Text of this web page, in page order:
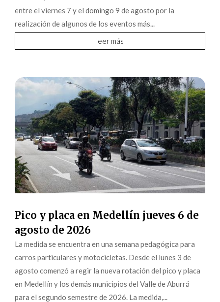
entre el viernes 7 y el domingo 9 de agosto por la
realización de algunos de los eventos más...
leer más
Pico y placa en Medellín jueves 6 de
agosto de 2026
La medida se encuentra en una semana pedagógica para
carros particulares y motocicletas. Desde el lunes 3 de
agosto comenzó a regir la nueva rotación del pico y placa
en Medellín y los demás municipios del Valle de Aburrá
para el segundo semestre de 2026. La medida,...